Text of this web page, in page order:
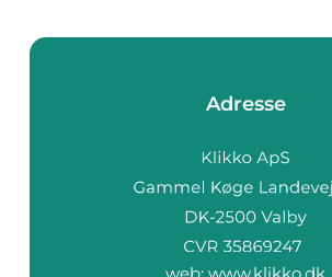
Adresse
web: www.klikko.dk